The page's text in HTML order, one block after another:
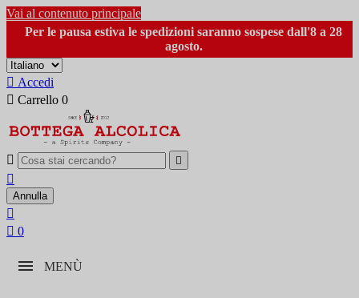
Vai al contenuto principale
Per le pausa estiva le spedizioni saranno sospese dall'8 a 28
agosto.
 Accedi
 Carrello 0
 

Annulla

 0
MENÙ